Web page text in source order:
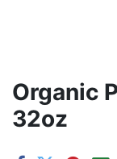
Organic
32oz